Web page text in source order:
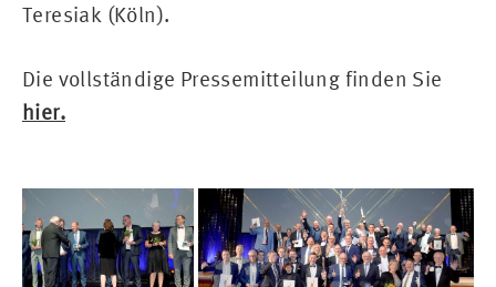
Teresiak (Köln).
Die vollständige Pressemitteilung finden Sie
hier.